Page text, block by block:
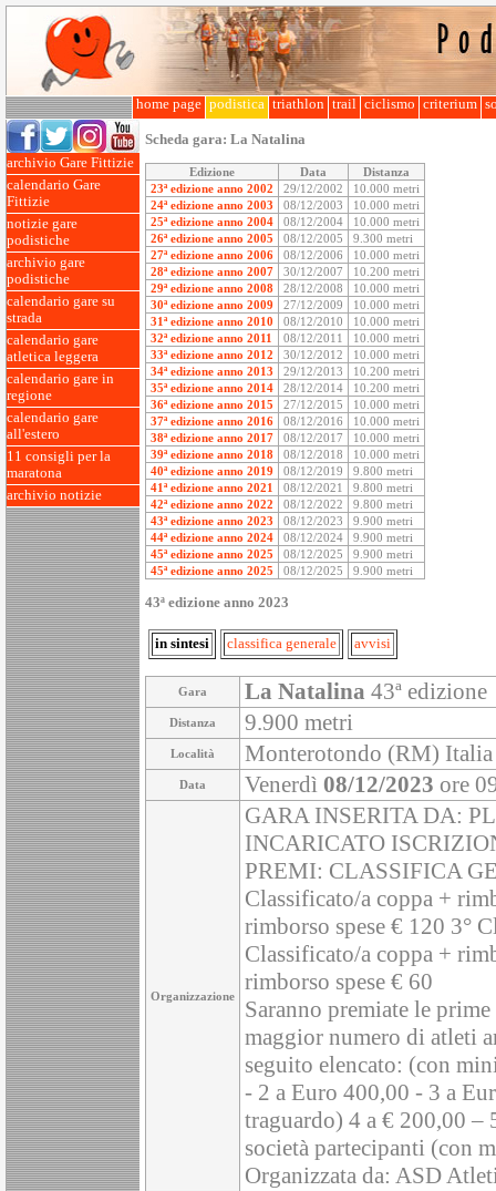
home page podistica triathlon trail ciclismo criterium
archivio Gare Fittizie
calendario Gare
Fittizie
notizie gare
podistiche
archivio gare
podistiche
calendario gare su
strada
calendario gare
atletica leggera
calendario gare in
regione
calendario gare
all'estero
11 consigli per la
maratona
archivio notizie
Scheda gara: La Natalina
Edizione Data
Distanza
23ª edizione anno 2002
29/12/2002
10.000 metri
24ª edizione anno 2003
08/12/2003
10.000 metri
25ª edizione anno 2004
08/12/2004
10.000 metri
26ª edizione anno 2005
08/12/2005
9.300 metri
27ª edizione anno 2006
08/12/2006
10.000 metri
28ª edizione anno 2007
30/12/2007
10.200 metri
29ª edizione anno 2008
28/12/2008
10.000 metri
30ª edizione anno 2009
27/12/2009
10.000 metri
31ª edizione anno 2010
08/12/2010
10.000 metri
32ª edizione anno 2011
08/12/2011
10.000 metri
33ª edizione anno 2012
30/12/2012
10.000 metri
34ª edizione anno 2013
29/12/2013
10.200 metri
35ª edizione anno 2014
28/12/2014
10.200 metri
36ª edizione anno 2015
27/12/2015
10.000 metri
37ª edizione anno 2016
08/12/2016
10.000 metri
38ª edizione anno 2017
08/12/2017
10.000 metri
39ª edizione anno 2018
08/12/2018
10.000 metri
40ª edizione anno 2019
08/12/2019
9.800 metri
41ª edizione anno 2021
08/12/2021
9.800 metri
42ª edizione anno 2022
08/12/2022
9.800 metri
43ª edizione anno 2023
08/12/2023
9.900 metri
44ª edizione anno 2024
08/12/2024
9.900 metri
45ª edizione anno 2025
08/12/2025
9.900 metri
45ª edizione anno 2025
08/12/2025 9.900 metri
43ª edizione anno 2023
in sintesi classifica generale avvisi
Gara La Natalina 43ª edizione
Distanza 9.900 metri
Località Monterotondo (RM) Italia
Data Venerdì 08/12/2023 ore
Organizzazione
GARA INSERITA DA:
INCARICATO
PREMI: CLASSIFICA
Classificato/a coppa +
rimborso spese € 120 3°
Classificato/a coppa +
rimborso spese € 60
Saranno premiate le
maggior numero di atleti
seguito elencato: (con
- 2 a Euro 400,00 - 3 a
traguardo) 4 a € 200,00 –
società partecipanti (con
Organizzata da: ASD